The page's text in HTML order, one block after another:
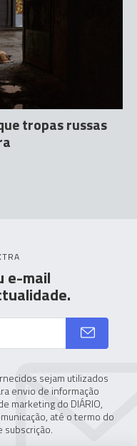
tropas russas
e-mail
sejam utilizados
envio de informação
marketing do DIÁRIO,
até o termo do
subscrição.